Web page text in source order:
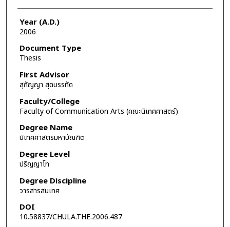
Year (A.D.)
2006
Document Type
Thesis
First Advisor
สุกัญญา สุดบรรทัด
Faculty/College
Faculty of Communication Arts (คณะนิเทศศาสตร์)
Degree Name
นิเทศศาสตรมหาบัณฑิต
Degree Level
ปริญญาโท
Degree Discipline
วารสารสนเทศ
DOI
10.58837/CHULA.THE.2006.487